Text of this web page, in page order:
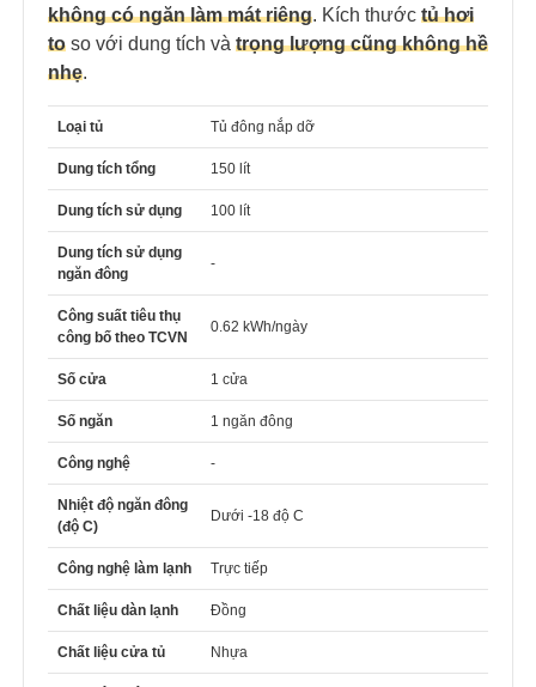
không có ngăn làm mát riêng. Kích thước tủ hơi
to so với dung tích và trọng lượng cũng không hề
nhẹ.
Loại tủ Tủ đông nắp dỡ
Dung tích tổng 150 lít
Dung tích sử dụng 100 lít
Dung tích sử dụng
ngăn đông
-
Công suất tiêu thụ
công bố theo TCVN
0.62 kWh/ngày
Số cửa 1 cửa
Số ngăn 1 ngăn đông
Công nghệ -
Nhiệt độ ngăn đông
(độ C)
Dưới -18 độ C
Công nghệ làm lạnh Trực tiếp
Chất liệu dàn lạnh Đồng
Chất liệu cửa tủ Nhựa